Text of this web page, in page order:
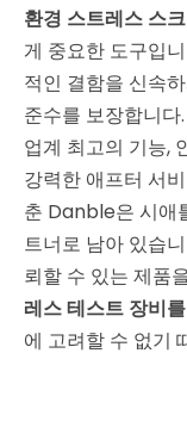
환경 스트레스 스
게 중요한 도구입
적인 결함을 신속
준수를 보장합니
업계 최고의 기능,
강력한 애프터 서
춘 Danble은 시애
트너로 남아 있습
뢰할 수 있는 제품
레스 테스트 장비를
에 고려할 수 없기